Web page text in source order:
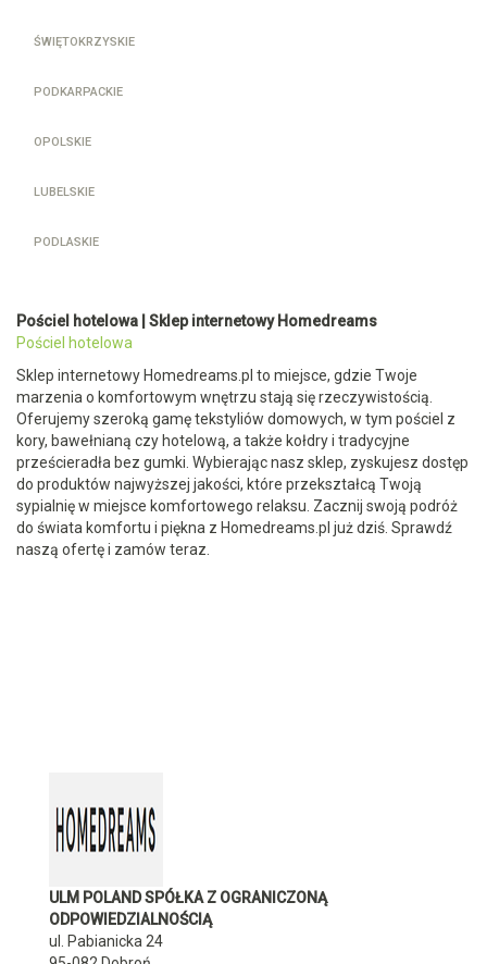
ŚWIĘTOKRZYSKIE
PODKARPACKIE
OPOLSKIE
LUBELSKIE
PODLASKIE
Pościel hotelowa | Sklep internetowy Homedreams
Pościel hotelowa
Sklep internetowy Homedreams.pl to miejsce, gdzie Twoje
marzenia o komfortowym wnętrzu stają się rzeczywistością.
Oferujemy szeroką gamę tekstyliów domowych, w tym pościel z
kory, bawełnianą czy hotelową, a także kołdry i tradycyjne
prześcieradła bez gumki. Wybierając nasz sklep, zyskujesz dostęp
do produktów najwyższej jakości, które przekształcą Twoją
sypialnię w miejsce komfortowego relaksu. Zacznij swoją podróż
do świata komfortu i piękna z Homedreams.pl już dziś. Sprawdź
naszą ofertę i zamów teraz.
ULM POLAND SPÓŁKA Z OGRANICZONĄ
ODPOWIEDZIALNOŚCIĄ
ul. Pabianicka 24